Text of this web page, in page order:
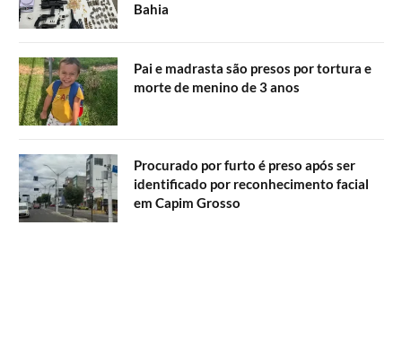
Bahia
Pai e madrasta são presos por tortura e
morte de menino de 3 anos
Procurado por furto é preso após ser
identificado por reconhecimento facial
em Capim Grosso